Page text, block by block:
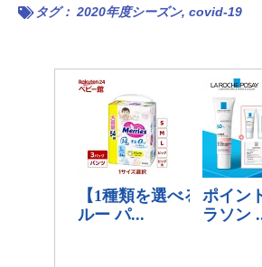
タグ： 2020年度シーズン, covid-19